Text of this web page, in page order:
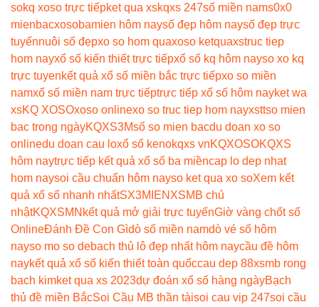
sokq xoso trực tiếpket qua xskqxs 247số miền nams0x0
mienbacxosobamien hôm naysố đẹp hôm naysố đẹp trực
tuyếnnuôi số đẹpxo so hom quaxoso ketquaxstruc tiep
hom nayxổ số kiến thiết trực tiếpxổ số kq hôm nayso xo kq
trực tuyenkết quả xổ số miền bắc trực tiếpxo so miền
namxổ số miền nam trực tiếptrực tiếp xổ số hôm nayket wa
xsKQ XOSOxoso onlinexo so truc tiep hom nayxsttso mien
bac trong ngàyKQXS3Msố so mien bacdu doan xo so
onlinedu doan cau loxổ số kenokqxs vnKQXOSOKQXS
hôm naytrực tiếp kết quả xổ số ba miềncap lo dep nhat
hom naysoi cầu chuẩn hôm nayso ket qua xo soXem kết
quả xổ số nhanh nhấtSX3MIEN XSMB chủ
nhậtKQXSMN kết quả mở giải trực tuyếnGiờ vàng chốt số
OnlineĐánh Đề Con Gìdò số miền namdò vé số hôm
nayso mo so debach thủ lô đẹp nhất hôm naycầu đề hôm
naykết quả xổ số kiến thiết toàn quốccau dep 88xsmb rong
bach kimket qua xs 2023dự đoán xổ số hàng ngàyBạch
thủ đề miền BắcSoi Cầu MB thần tàisoi cau vip 247soi cầu